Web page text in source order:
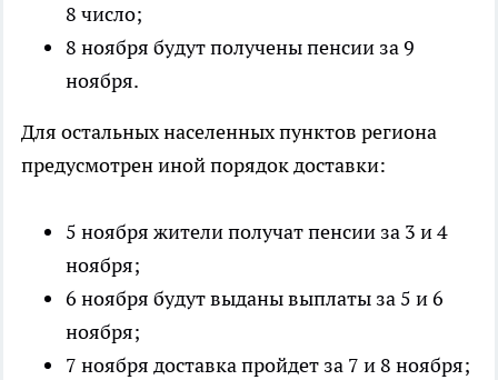
8 число;
8 ноября будут получены пенсии за 9
ноября.
Для остальных населенных пунктов региона
предусмотрен иной порядок доставки:
5 ноября жители получат пенсии за 3 и 4
ноября;
6 ноября будут выданы выплаты за 5 и 6
ноября;
7 ноября доставка пройдет за 7 и 8 ноября;